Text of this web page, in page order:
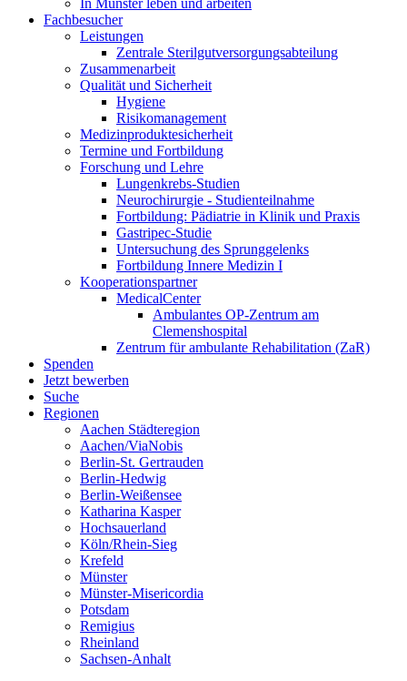
In Münster leben und arbeiten
Fachbesucher
Leistungen
Zentrale Sterilgutversorgungsabteilung
Zusammenarbeit
Qualität und Sicherheit
Hygiene
Risikomanagement
Medizinproduktesicherheit
Termine und Fortbildung
Forschung und Lehre
Lungenkrebs-Studien
Neurochirurgie - Studienteilnahme
Fortbildung: Pädiatrie in Klinik und Praxis
Gastripec-Studie
Untersuchung des Sprunggelenks
Fortbildung Innere Medizin I
Kooperationspartner
MedicalCenter
Ambulantes OP-Zentrum am
Clemenshospital
Zentrum für ambulante Rehabilitation (ZaR)
Spenden
Jetzt bewerben
Suche
Regionen
Aachen Städteregion
Aachen/ViaNobis
Berlin-St. Gertrauden
Berlin-Hedwig
Berlin-Weißensee
Katharina Kasper
Hochsauerland
Köln/Rhein-Sieg
Krefeld
Münster
Münster-Misericordia
Potsdam
Remigius
Rheinland
Sachsen-Anhalt